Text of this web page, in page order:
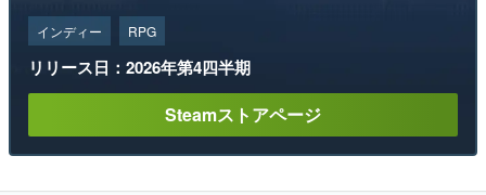
インディー RPG
リリース日：2026年第4四半期
Steamストアページ